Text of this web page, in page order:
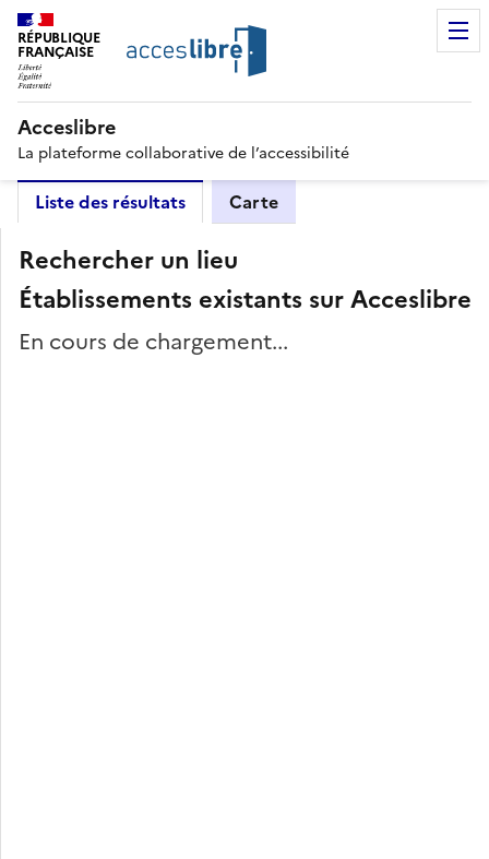
RÉPUBLIQUE
FRANÇAISE
Acceslibre
La plateforme collaborative de l’accessibilité
Liste des résultats Carte
Rechercher un lieu
Établissements existants sur Acceslibre
En cours de chargement...